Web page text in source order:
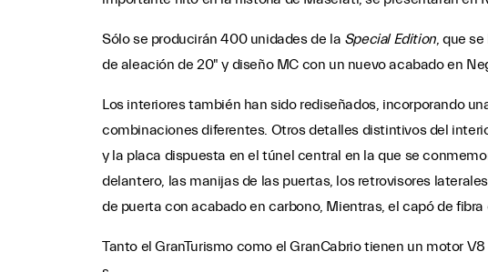
Sólo se producirán 400 unidades de la Special Edition, que
de aleación de 20" y diseño MC con un nuevo acabado en
Los interiores también han sido rediseñados, incorporando
combinaciones diferentes. Otros detalles distintivos del
y la placa dispuesta en el túnel central en la que se
delantero, las manijas de las puertas, los retrovisores
de puerta con acabado en carbono, Mientras, el capó de
Tanto el GranTurismo como el GranCabrio tienen un motor